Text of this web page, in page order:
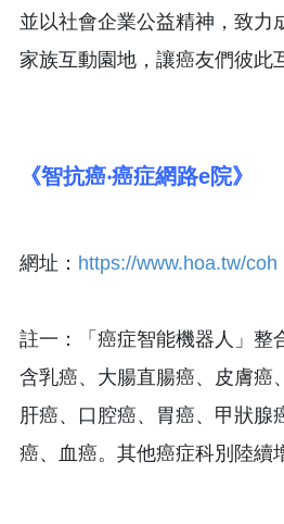
並以社會企業公益精神，致力
家族互動園地，讓癌友們彼此
《智抗癌‧癌症網路e院》
網址： https://www.hoa.tw/coh
註一：「癌症智能機器人」整
含乳癌、大腸直腸癌、皮膚癌
肝癌、口腔癌、胃癌、甲狀腺
癌、血癌。其他癌症科別陸續